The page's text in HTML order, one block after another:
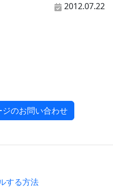
2012.07.22
ジのお問い合わせ
する方法